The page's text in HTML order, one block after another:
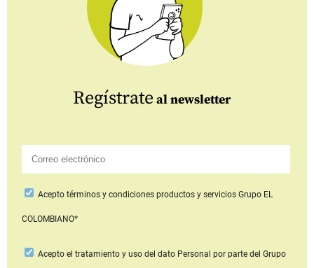
Regístrate al newsletter
Aceptotérminos y condiciones productos y serviciosGrupo EL
COLOMBIANO*
Acepto el tratamiento y uso del dato Personal por parte del Grupo